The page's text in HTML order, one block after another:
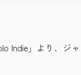
Indie」より、ジ